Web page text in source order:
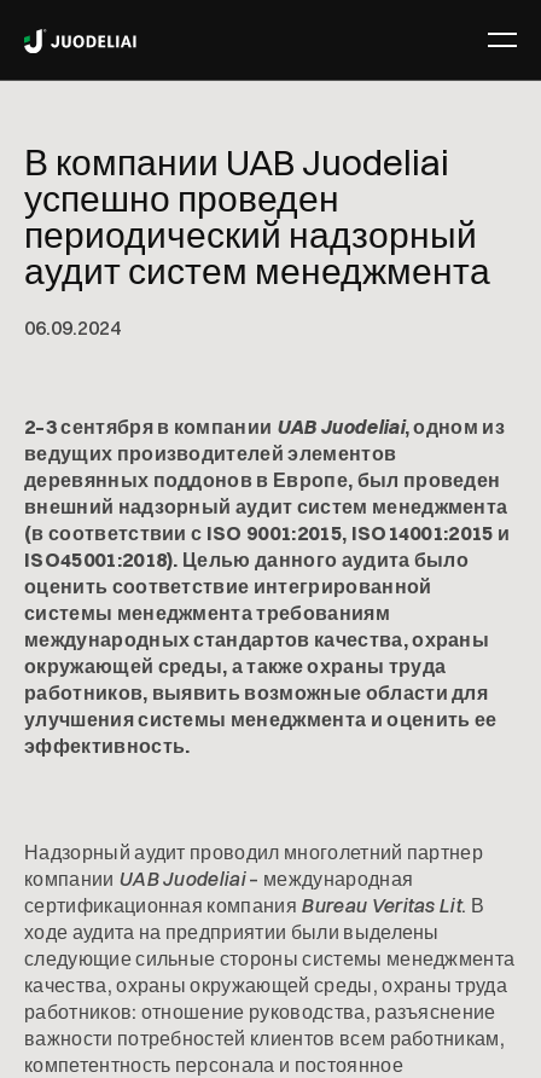
В компании UAB Juodeliai
успешно проведен
периодический надзорный
аудит систем менеджмента
06.09.2024
2–3 сентября в компании UAB Juodeliai, одном из
ведущих производителей элементов
деревянных поддонов в Европе, был проведен
внешний надзорный аудит систем менеджмента
(в соответствии с ISO 9001:2015, ISO14001:2015 и
ISO45001:2018). Целью данного аудита было
оценить соответствие интегрированной
системы менеджмента требованиям
международных стандартов качества, охраны
окружающей среды, а также охраны труда
работников, выявить возможные области для
улучшения системы менеджмента и оценить ее
эффективность.
Надзорный аудит проводил многолетний партнер
компании UAB Juodeliai– международная
сертификационная компания Bureau Veritas Lit. В
ходе аудита на предприятии были выделены
следующие сильные стороны системы менеджмента
качества, охраны окружающей среды, охраны труда
работников: отношение руководства, разъяснение
важности потребностей клиентов всем работникам,
компетентность персонала и постоянное